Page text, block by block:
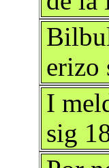
erizo
I
sig